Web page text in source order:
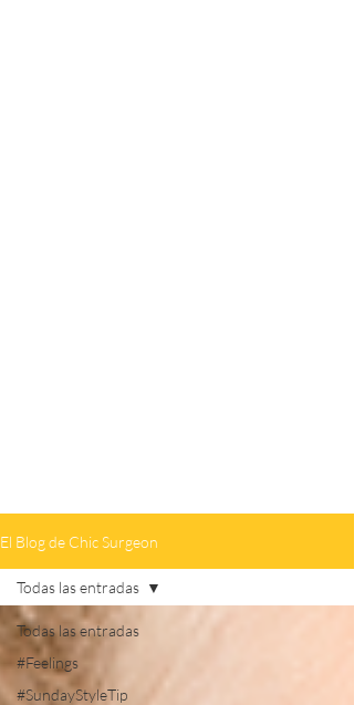
El Blog de Chic Surgeon
Todas las entradas
#Feelings
#SundayStyleTip
Todas las entradas